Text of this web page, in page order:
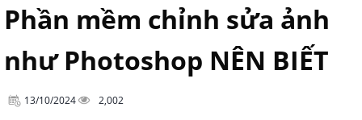
Phần mềm chỉnh sửa ảnh
như Photoshop NÊN BIẾT
13/10/2024 2,002